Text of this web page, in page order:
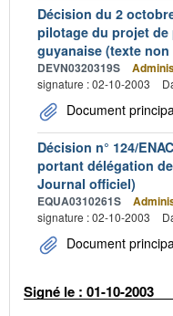
Décision du 2
pilotage du projet
guyanaise (texte
DEVN0320319S
signature : 02-10-2003
Document
Décision n° 124/
portant délégation
Journal officiel)
EQUA0310261S
signature : 02-10-2003
Document
Signé le : 01-10-2003